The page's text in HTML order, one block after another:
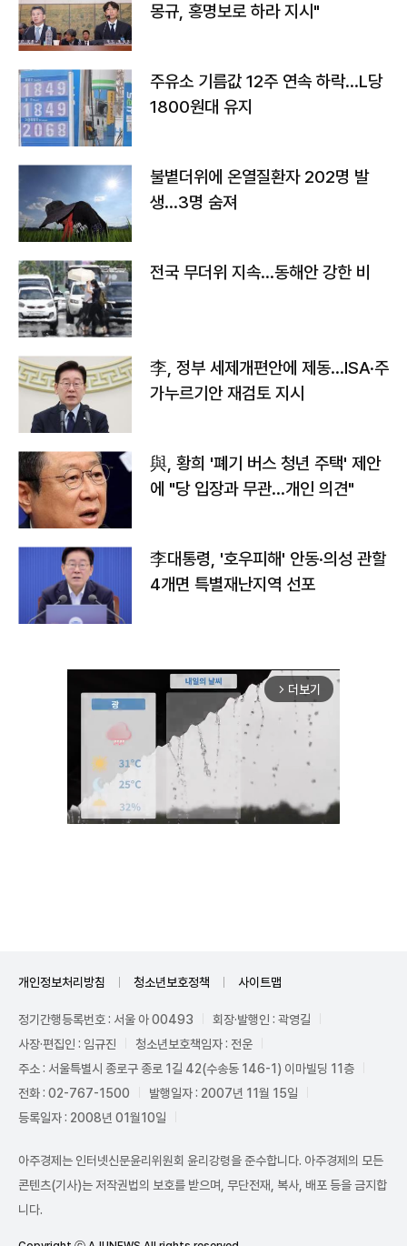
몽규, 홍명보로 하라 지시"
주유소 기름값 12주 연속 하락…L당
1800원대 유지
불볕더위에 온열질환자 202명 발
생…3명 숨져
전국 무더위 지속…동해안 강한 비
李, 정부 세제개편안에 제동…ISA·주
가누르기안 재검토 지시
與, 황희 '폐기 버스 청년 주택' 제안
에 "당 입장과 무관…개인 의견"
李대통령, '호우피해' 안동·의성 관할
4개면 특별재난지역 선포
arrow_forward_ios 더보기
개인정보처리방침 청소년보호정책 사이트맵
정기간행등록번호 : 서울 아 00493
회장·발행인 : 곽영길
사장·편집인 : 임규진
청소년보호책임자 : 전운
주소 : 서울특별시 종로구 종로 1길 42(수송동 146-1) 이마빌딩 11층
전화 : 02-767-1500
발행일자 : 2007년 11월 15일
등록일자 : 2008년 01월10일
아주경제는 인터넷신문윤리위원회 윤리강령을 준수합니다. 아주경제의 모든
콘텐츠(기사)는 저작권법의 보호를 받으며, 무단전재, 복사, 배포 등을 금지합
니다.